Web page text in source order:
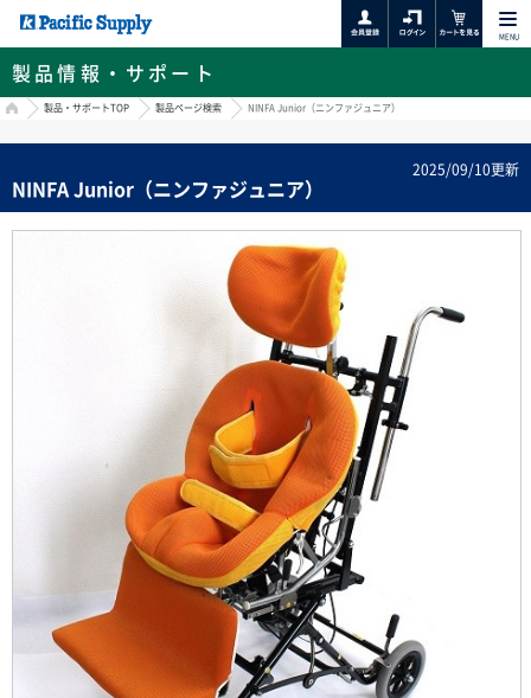
MENU
製品情報・サポート
HOME製品・サポートTOP 製品ページ検索 NINFA Junior（ニンファジュニア）
2025/09/10更新
NINFA Junior（ニンファジュニア）